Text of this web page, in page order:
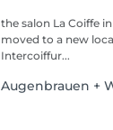
the salon La Coiffe
moved to a new
Intercoiffur...
Augenbrauen +